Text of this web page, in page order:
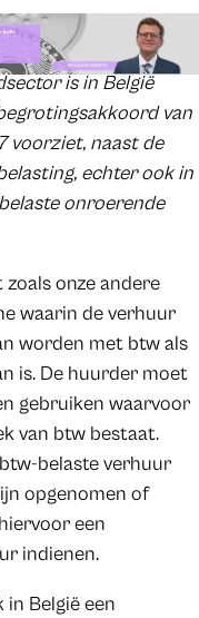
is in België
van
voorziet, naast de
echter ook in
onroerende
onze andere
waarin de verhuur
worden met btw als
is. De huurder moet
gebruiken waarvoor
van btw bestaat.
belaste verhuur
opgenomen of
een
indienen.
België een